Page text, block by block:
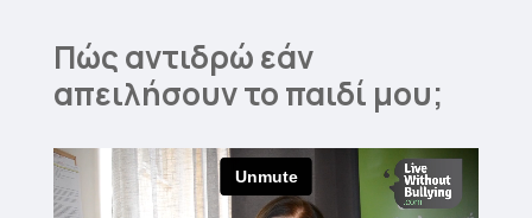
Πώς αντιδρώ εάν
απειλήσουν το παιδί μου;